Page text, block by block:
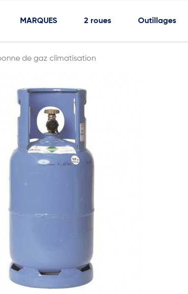
MARQUES 2 roues Outillages
de gaz climatisation